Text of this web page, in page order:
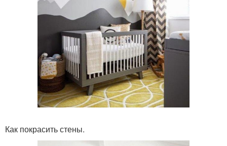
Как покрасить стены.